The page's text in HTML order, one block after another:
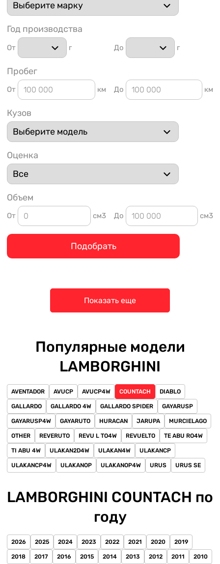
91
Год производства
От г До г
Пробег
От км До км
Кузов
Оценка
Объем
От см3 До см3
Подобрать
Показать еще
Популярные модели
LAMBORGHINI
AVENTADOR AVUCP AVUCP4W COUNTACH DIABLO
GALLARDO GALLARDO 4W GALLARDO SPIDER GAYARUSP
GAYARUSP4W GAYARUTO HURACAN JARUPA MURCIELAGO
OTHER REVERUTO REVU L TO4W REVUELTO TE ABU RO4W
TI ABU 4W ULAKAN2D4W ULAKAN4W ULAKANCP
ULAKANCP4W ULAKANOP ULAKANOP4W URUS URUS SE
LAMBORGHINI COUNTACH по
году
2026 2025 2024 2023 2022 2021 2020 2019
2018 2017 2016 2015 2014 2013 2012 2011 2010